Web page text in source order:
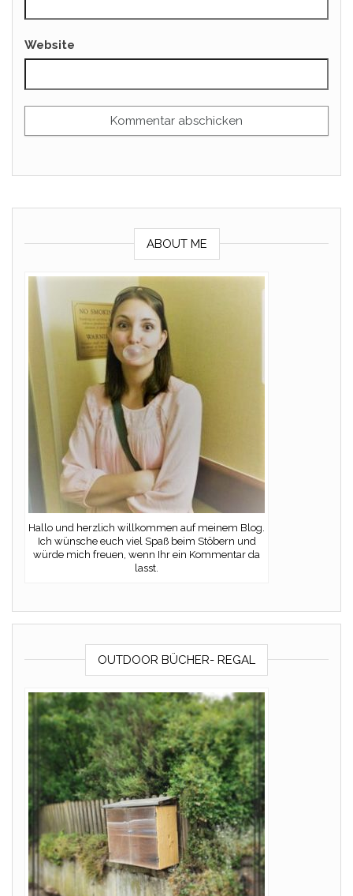
Website
ABOUT ME
Hallo und herzlich willkommen auf meinem Blog.
Ich wünsche euch viel Spaß beim Stöbern und
würde mich freuen, wenn Ihr ein Kommentar da
lasst.
OUTDOOR BÜCHER- REGAL